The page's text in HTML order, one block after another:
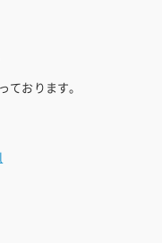
ております。